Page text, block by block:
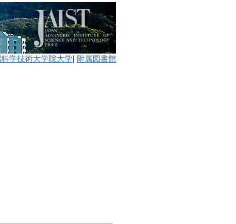
学技術大学院大学 附属図書館